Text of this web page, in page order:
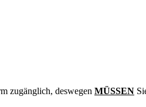
zugänglich, deswegen MÜSSEN